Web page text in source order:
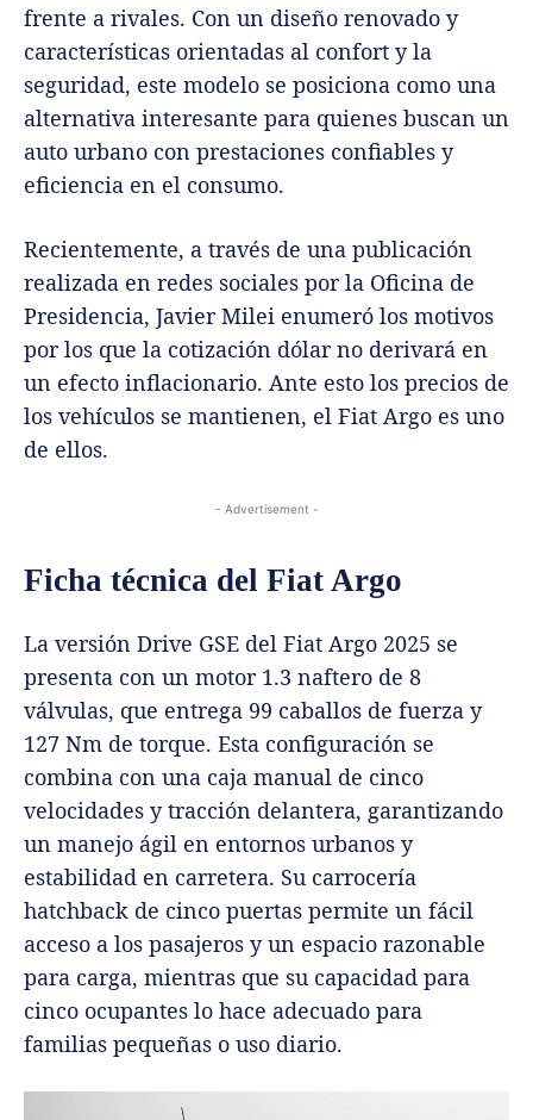
frente a rivales. Con un diseño renovado y
características orientadas al confort y la
seguridad, este modelo se posiciona como una
alternativa interesante para quienes buscan un
auto urbano con prestaciones confiables y
eficiencia en el consumo.
Recientemente, a través de una publicación
realizada en redes sociales por la Oficina de
Presidencia, Javier Milei enumeró los motivos
por los que la cotización dólar no derivará en
un efecto inflacionario. Ante esto los precios de
los vehículos se mantienen, el Fiat Argo es uno
de ellos.
- Advertisement -
Ficha técnica del Fiat Argo
La versión Drive GSE del Fiat Argo 2025 se
presenta con un motor 1.3 naftero de 8
válvulas, que entrega 99 caballos de fuerza y
127 Nm de torque. Esta configuración se
combina con una caja manual de cinco
velocidades y tracción delantera, garantizando
un manejo ágil en entornos urbanos y
estabilidad en carretera. Su carrocería
hatchback de cinco puertas permite un fácil
acceso a los pasajeros y un espacio razonable
para carga, mientras que su capacidad para
cinco ocupantes lo hace adecuado para
familias pequeñas o uso diario.